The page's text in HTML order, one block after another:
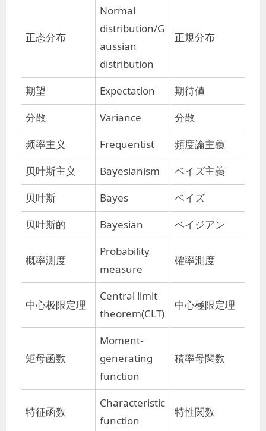
正态分布
Normal
distribution/G
aussian
distribution
正規分布
期望 Expectation
期待値
分散
Variance
分散
频率主义
Frequentist
頻度論主義
贝叶斯主义
Bayesianism
ベイズ主義
贝叶斯
Bayes
ベイズ
贝叶斯的
Bayesian ベイジアン
概率测度
Probability
measure
確率測度
中心极限定理
Central limit
theorem(CLT)
中心極限定理
矩母函数
Moment-
generating
function
積率母関数
特征函数
Characteristic
function
特性関数